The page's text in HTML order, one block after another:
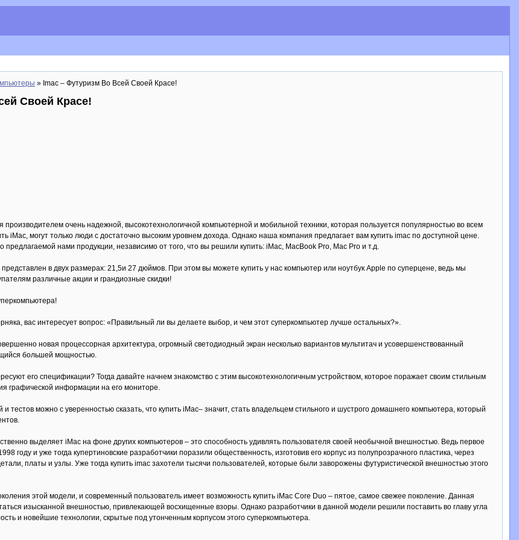
» Imac – Футуризм Во Всей Своей Красе!
Своей Красе!
производителем очень надежной, высокотехнологичной компьютерной и мобильной техники, которая пользуется популярностью во всем
iMac, могут только люди с достаточно высоким уровнем дохода. Однако наша компания предлагает вам купить imac по доступной цене.
предлагаемой нами продукции, независимо от того, что вы решили купить: iMac, MacBook Pro, Mac Pro и т.д.
в двух размерах: 21,5и 27 дюймов. При этом вы можете купить у нас компьютер или ноутбук Apple по суперцене, ведь мы
различные акции и грандиозные скидки!
вас интересует вопрос: «Правильный ли вы делаете выбор, и чем этот суперкомпьютер лучше остальных?».
новая процессорная архитектура, огромный светодиодный экран несколько вариантов мультитач и усовершенствованный
большей мощностью.
его спецификации? Тогда давайте начнем знакомство с этим высокотехнологичным устройством, которое поражает своим стильным
графической информации на его мониторе.
тестов можно с уверенностью сказать, что купить iMac– значит, стать владельцем стильного и шустрого домашнего компьютера, который
выделяет iMac на фоне других компьютеров – это способность удивлять пользователя своей необычной внешностью. Ведь первое
году и уже тогда купертиновские разработчики поразили общественность, изготовив его корпус из полупрозрачного пластика, через
платы и узлы. Уже тогда купить imac захотели тысячи пользователей, которые были заворожены футуристической внешностью этого
этой модели, и современный пользователь имеет возможность купить iMac Core Duo – пятое, самое свежее поколение. Данная
изысканной внешностью, привлекающей восхищенные взоры. Однако разработчики в данной модели решили поставить во главу угла
и новейшие технологии, скрытые под утонченным корпусом этого суперкомпьютера.